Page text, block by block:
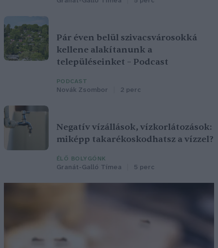
Pár éven belül szivacsvárosokká
kellene alakítanunk a
településeinket – Podcast
PODCAST
Novák Zsombor 2 perc
Negatív vízállások, vízkorlátozások:
miképp takarékoskodhatsz a vízzel?
ÉLŐ BOLYGÓNK
Granát-Galló Tímea 5 perc